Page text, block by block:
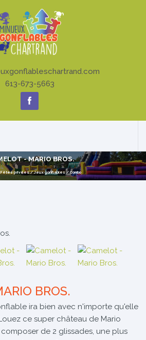
613-673-5663
- MARIO BROS.
Fêtes privées/Jeux gonflables/Combo
BROS.
ira bien avec n'importe qu'elle
ce super château de Mario
de 2 glissades, une plus